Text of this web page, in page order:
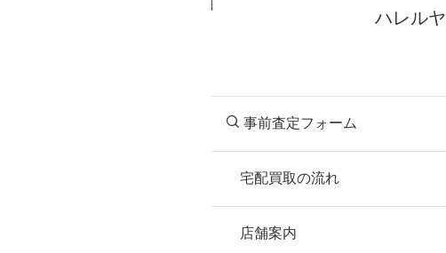
ハレル
事前査定フォーム
宅配買取の流れ
お申込み
店舗案内